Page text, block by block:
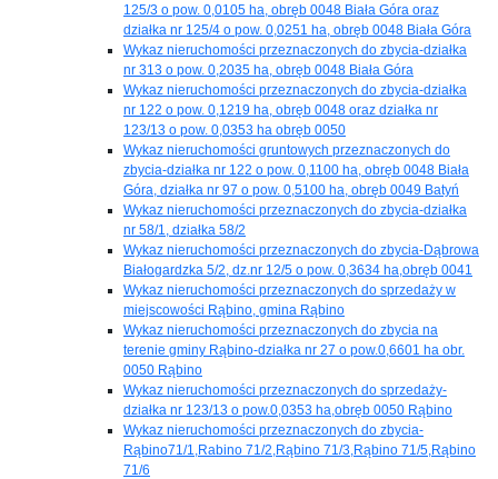
125/3 o pow. 0,0105 ha, obręb 0048 Biała Góra oraz
działka nr 125/4 o pow. 0,0251 ha, obręb 0048 Biała Góra
Wykaz nieruchomości przeznaczonych do zbycia-działka
nr 313 o pow. 0,2035 ha, obręb 0048 Biała Góra
Wykaz nieruchomości przeznaczonych do zbycia-działka
nr 122 o pow. 0,1219 ha, obręb 0048 oraz działka nr
123/13 o pow. 0,0353 ha obręb 0050
Wykaz nieruchomości gruntowych przeznaczonych do
zbycia-działka nr 122 o pow. 0,1100 ha, obręb 0048 Biała
Góra, działka nr 97 o pow. 0,5100 ha, obręb 0049 Batyń
Wykaz nieruchomości przeznaczonych do zbycia-działka
nr 58/1, działka 58/2
Wykaz nieruchomości przeznaczonych do zbycia-Dąbrowa
Białogardzka 5/2, dz.nr 12/5 o pow. 0,3634 ha,obręb 0041
Wykaz nieruchomości przeznaczonych do sprzedaży w
miejscowości Rąbino, gmina Rąbino
Wykaz nieruchomości przeznaczonych do zbycia na
terenie gminy Rąbino-działka nr 27 o pow.0,6601 ha obr.
0050 Rąbino
Wykaz nieruchomości przeznaczonych do sprzedaży-
działka nr 123/13 o pow.0,0353 ha,obręb 0050 Rąbino
Wykaz nieruchomości przeznaczonych do zbycia-
Rąbino71/1,Rabino 71/2,Rąbino 71/3,Rąbino 71/5,Rąbino
71/6